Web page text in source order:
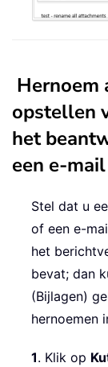
Hernoem
opstellen
het
een e-mail
Stel dat u
of een e-
het
bevat; dan
(Bijlagen)
hernoemen
1. Klik op